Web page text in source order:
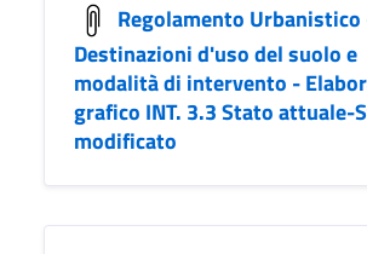
Regolamento Urbanistico
Destinazioni d'uso del suolo e
modalità di intervento -
grafico INT. 3.3 Stato attuale-
modificato